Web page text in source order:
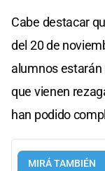
Cabe destacar
del 20 de
alumnos
que vienen
han podido
MIRÁ TAMBIÉN